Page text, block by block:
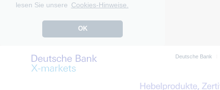
lesen Sie unsere Cookies-Hinweise.
OK
Deutsche Bank